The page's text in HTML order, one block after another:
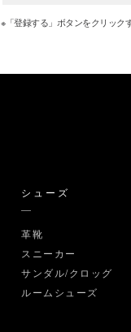
※「登録する」ボタンをクリックす
シューズ
革靴
スニーカー
サンダル/クロッグ
ルームシューズ